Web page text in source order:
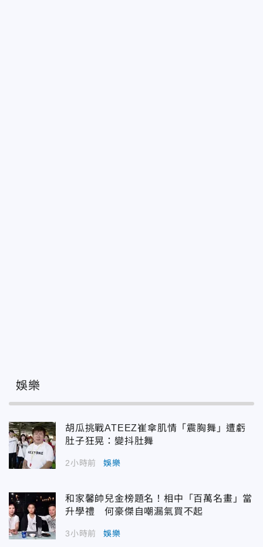
娛樂
胡瓜挑戰ATEEZ崔傘肌情「震胸舞」遭虧
肚子狂晃：變抖肚舞
2小時前 娛樂
和家馨帥兒金榜題名！相中「百萬名畫」當
升學禮 何豪傑自嘲漏氣買不起
3小時前 娛樂